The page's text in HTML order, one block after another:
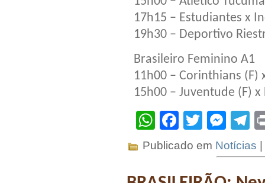
17h15 – Estudiantes x
19h30 – Deportivo
Brasileiro Feminino A1
11h00 – Corinthians (F)
15h00 – Juventude (F)
WhatsApp
Facebook
Twitter
Publicado em Notícias